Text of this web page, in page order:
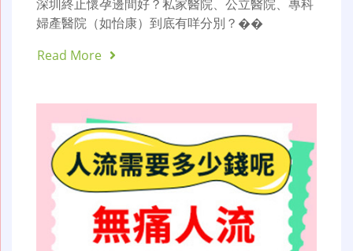
深圳終止懷孕邊間好？私家醫院、公立醫院、專科
婦產醫院（如怡康）到底有咩分別？��
Read More